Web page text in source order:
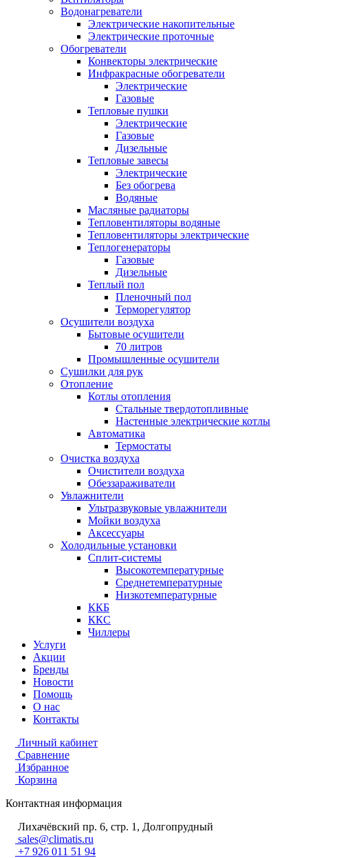
Водонагреватели
Электрические накопительные
Электрические проточные
Обогреватели
Конвекторы электрические
Инфракрасные обогреватели
Электрические
Газовые
Тепловые пушки
Электрические
Газовые
Дизельные
Тепловые завесы
Электрические
Без обогрева
Водяные
Масляные радиаторы
Тепловентиляторы водяные
Тепловентиляторы электрические
Теплогенераторы
Газовые
Дизельные
Теплый пол
Пленочный пол
Терморегулятор
Осушители воздуха
Бытовые осушители
70 литров
Промышленные осушители
Сушилки для рук
Отопление
Котлы отопления
Стальные твердотопливные
Настенные электрические котлы
Автоматика
Термостаты
Очистка воздуха
Очистители воздуха
Обеззараживатели
Увлажнители
Ультразвуковые увлажнители
Мойки воздуха
Аксессуары
Холодильные установки
Сплит-системы
Высокотемпературные
Среднетемпературные
Низкотемпературные
ККБ
ККС
Чиллеры
Услуги
Акции
Бренды
Новости
Помощь
О нас
Контакты
Личный кабинет
Сравнение
Избранное
Корзина
Контактная информация
Лихачёвский пр. 6, стр. 1, Долгопрудный
sales@climatis.ru
+7 926 011 51 94